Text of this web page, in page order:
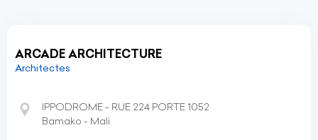
ARCADE ARCHITECTURE
Architectes
IPPODROME - RUE 224 PORTE 1052
Bamako - Mali